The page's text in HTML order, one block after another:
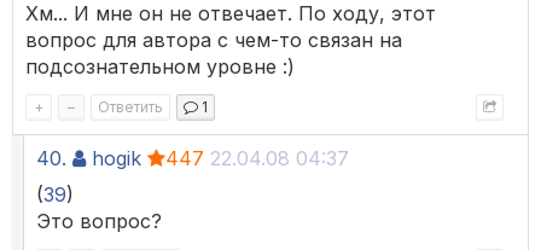
Хм... И мне он не отвечает. По ходу, этот
вопрос для автора с чем-то связан на
подсознательном уровне :)
+ – Ответить 1
40. hogik 447 22.04.08 04:37
(39)
Это вопрос?